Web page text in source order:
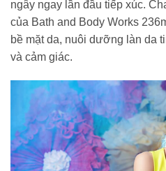
ngây ngay lần đầu tiếp xúc.
của Bath and Body Works
bề mặt da, nuôi dưỡng làn da
và cảm giác.